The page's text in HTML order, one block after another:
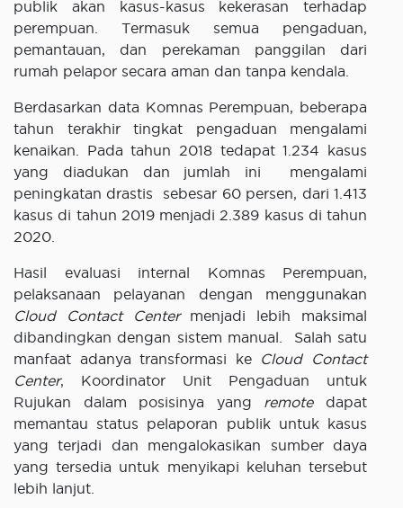
publik akan kasus-kasus kekerasan terhadap
perempuan. Termasuk semua pengaduan,
pemantauan, dan perekaman panggilan dari
rumah pelapor secara aman dan tanpa kendala.
Berdasarkan data Komnas Perempuan, beberapa
tahun terakhir tingkat pengaduan mengalami
kenaikan. Pada tahun 2018 tedapat 1.234 kasus
yang diadukan dan jumlah ini mengalami
peningkatan drastis sebesar 60 persen, dari 1.413
kasus di tahun 2019 menjadi 2.389 kasus di tahun
2020.
Hasil evaluasi internal Komnas Perempuan,
pelaksanaan pelayanan dengan menggunakan
Cloud Contact Centermenjadi lebih maksimal
dibandingkan dengan sistem manual. Salah satu
manfaat adanya transformasi ke Cloud Contact
Center, Koordinator Unit Pengaduan untuk
Rujukan dalam posisinya yang remotedapat
memantau status pelaporan publik untuk kasus
yang terjadi dan mengalokasikan sumber daya
yang tersedia untuk menyikapi keluhan tersebut
lebih lanjut.